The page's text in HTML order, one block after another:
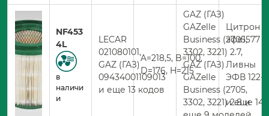
NF453
4L
в
наличи
и
LECAR
021080101,
GAZ (ГАЗ)
09434001109013
и еще 13 кодов
A=218,5, B=100,
D=176, H=215
GAZ (ГАЗ)
GAZelle
Business (2705,
3302, 3221) 2.7,
GAZ (ГАЗ)
GAZelle
Business (2705,
3302, 3221) 2.8 и
Цитрон
эфв1577
Ливны
ЭФВ 122-
и еще 14